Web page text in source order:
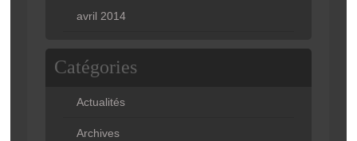
avril 2014
Catégories
Actualités
Archives